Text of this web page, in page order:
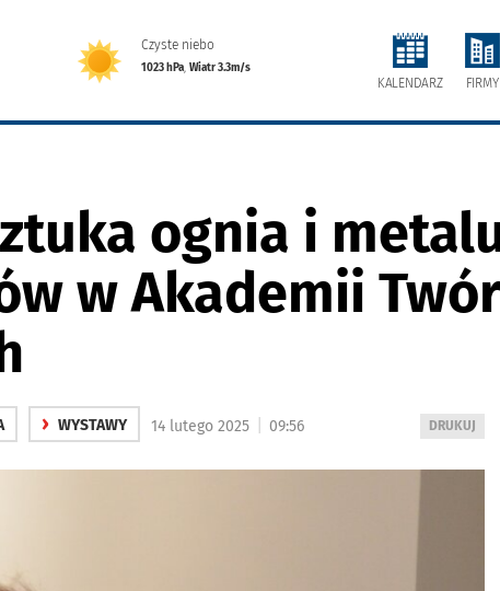
Czyste niebo
1023 hPa,Wiatr 3.3m/s
KALENDARZ FIRMY
ognia i
w Akademii
› WYSTAWY
WYDRUKUJ
DO
DRUKUJ
14 lutego 2025 09:56